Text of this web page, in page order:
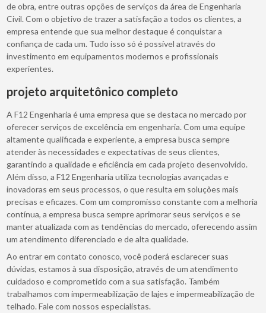
de obra, entre outras opções de serviços da área de Engenharia
Civil. Com o objetivo de trazer a satisfação a todos os clientes, a
empresa entende que sua melhor destaque é conquistar a
confiança de cada um. Tudo isso só é possível através do
investimento em equipamentos modernos e profissionais
experientes.
projeto arquitetônico completo
A F12 Engenharia é uma empresa que se destaca no mercado por
oferecer serviços de excelência em engenharia. Com uma equipe
altamente qualificada e experiente, a empresa busca sempre
atender às necessidades e expectativas de seus clientes,
garantindo a qualidade e eficiência em cada projeto desenvolvido.
Além disso, a F12 Engenharia utiliza tecnologias avançadas e
inovadoras em seus processos, o que resulta em soluções mais
precisas e eficazes. Com um compromisso constante com a melhoria
contínua, a empresa busca sempre aprimorar seus serviços e se
manter atualizada com as tendências do mercado, oferecendo assim
um atendimento diferenciado e de alta qualidade.
Ao entrar em contato conosco, você poderá esclarecer suas
dúvidas, estamos à sua disposição, através de um atendimento
cuidadoso e comprometido com a sua satisfação. Também
trabalhamos com impermeabilização de lajes e impermeabilização de
telhado. Fale com nossos especialistas.